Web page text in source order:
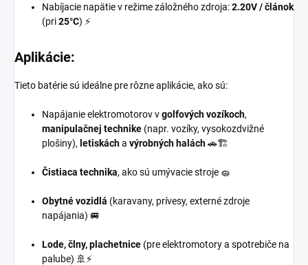
Nabíjacie napätie v režime záložného zdroja:2.20V / článok
(pri25°C) ⚡
Aplikácie:
Tieto batérie sú ideálne pre rôzne aplikácie, ako sú:
Napájanie elektromotorov vgolfových vozíkoch,
manipulačnej technike (napr. vozíky, vysokozdvižné
plošiny), letiskácha výrobných halách🚗🏗️
Čistiaca technika, ako sú umývacie stroje 🧽
Obytné vozidlá (karavany, prívesy, externé zdroje
napájania) 🚐
Lode, člny, plachetnice (pre elektromotory a spotrebiče na
palube) 🚢⚡